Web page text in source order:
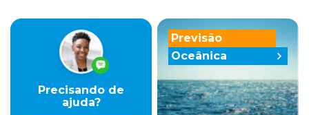
Previsão
Oceânica
Precisando de
ajuda?